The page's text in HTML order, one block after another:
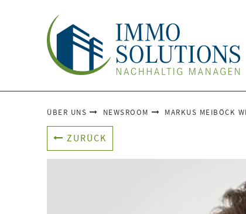
ÜBER UNS NEWSROOM MARKUS MEIBÖCK
ZURÜCK